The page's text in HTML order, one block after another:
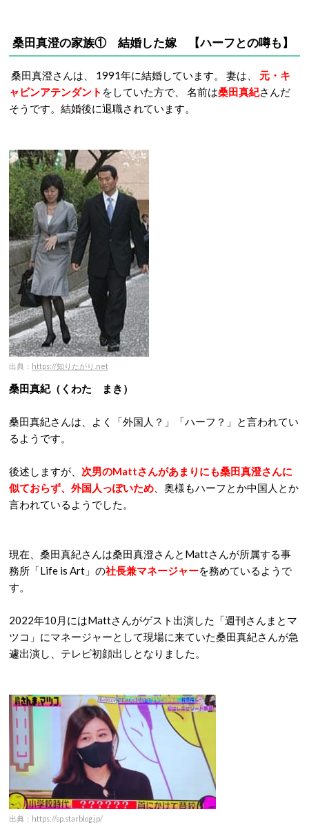
桑田真澄の家族① 結婚した嫁 【ハーフとの噂も】
桑田真澄さんは、 1991年に結婚しています。 妻は、 元・キ
ャビンアテンダント をしていた方で、 名前は桑田真紀さんだ
そうです。結婚後に退職されています。
出典： https://知りたがり.net
桑田真紀（くわた まき）
桑田真紀さんは、よく「外国人？」「ハーフ？」と言われてい
るようです。
後述しますが、 次男のMattさんがあまりにも桑田真澄さんに
似ておらず、外国人っぽいため 、奥様もハーフとか中国人とか
言われているようでした。
現在、桑田真紀さんは桑田真澄さんとMattさんが所属する事
務所「Life is Art」の社長兼マネージャーを務めているようで
す。
2022年10月にはMattさんがゲスト出演した「週刊さんまとマ
ツコ」にマネージャーとして現場に来ていた桑田真紀さんが急
遽出演し、テレビ初顔出しとなりました。
出典：https://sp.starblog.jp/